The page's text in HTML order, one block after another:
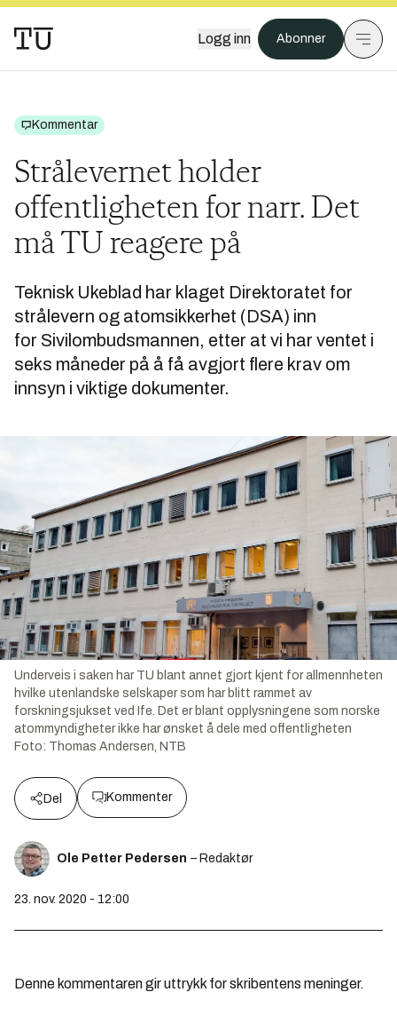
Logg inn Abonner
Kommentar
Strålevernet holder
offentligheten for narr. Det
må TU reagere på
Teknisk Ukeblad har klaget Direktoratet for
strålevern og atomsikkerhet (DSA) inn
for Sivilombudsmannen, etter at vi har ventet i
seks måneder på å få avgjort flere krav om
innsyn i viktige dokumenter.
Underveis i saken har TU blant annet gjort kjent for allmennheten
hvilke utenlandske selskaper som har blitt rammet av
forskningsjukset ved Ife. Det er blant opplysningene som norske
atommyndigheter ikke har ønsket å dele med offentligheten
Foto: Thomas Andersen, NTB
Del Kommenter
Ole Petter Pedersen – Redaktør
23. nov. 2020 - 12:00
Denne kommentaren gir uttrykk for skribentens meninger.